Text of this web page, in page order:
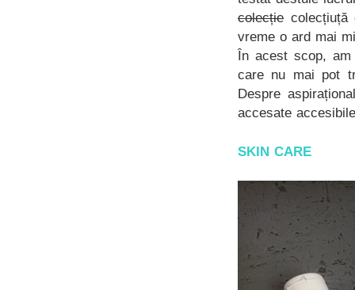
colecție
vreme o ard mai
În acest scop,
care nu mai pot
Despre
accesate
SKIN CARE